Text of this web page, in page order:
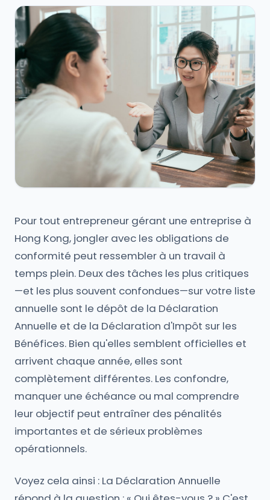
Pour tout entrepreneur gérant une entreprise à
Hong Kong, jongler avec les obligations de
conformité peut ressembler à un travail à
temps plein. Deux des tâches les plus critiques
—et les plus souvent confondues—sur votre liste
annuelle sont le dépôt de la Déclaration
Annuelle et de la Déclaration d'Impôt sur les
Bénéfices. Bien qu'elles semblent officielles et
arrivent chaque année, elles sont
complètement différentes. Les confondre,
manquer une échéance ou mal comprendre
leur objectif peut entraîner des pénalités
importantes et de sérieux problèmes
opérationnels.
Voyez cela ainsi : La Déclaration Annuelle